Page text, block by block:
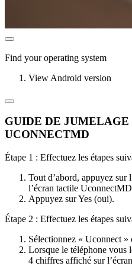
Find your operating system
View Android version
GUIDE DE
UCONNECTMD
Étape 1 : Effectuez les étapes
Tout d’abord, appuyez sur
l’écran tactile
Appuyez sur Yes (oui).
Étape 2 : Effectuez les étapes
Sélectionnez « Uconnect »
Lorsque le téléphone vous
4 chiffres affiché sur